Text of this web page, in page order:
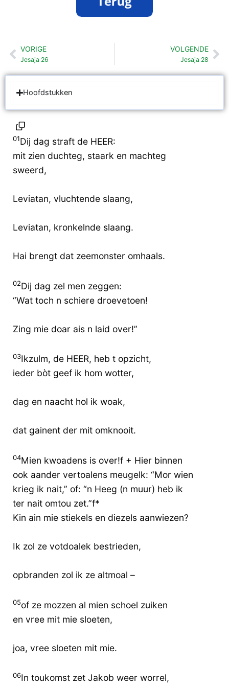
Vorige
VORIGE
Jesaja 26
VOLGENDE
Jesaja 28
Hoofdstukken
01Dij dag straft de HEER:
mit zien duchteg, staark en machteg
sweerd,
Leviatan, vluchtende slaang,
Leviatan, kronkelnde slaang.
Hai brengt dat zeemonster omhaals.
02Dij dag zel men zeggen:
“Wat toch n schiere droevetoen!
Zing mie doar ais n laid over!”
03Ikzulm, de HEER, heb t opzicht,
ieder bòt geef ik hom wotter,
dag en naacht hol ik woak,
dat gainent der mit omknooit.
04Mien kwoadens is over!f + Hier binnen
ook aander vertoalens meugelk: “Mor wien
krieg ik nait,” of: “n Heeg (n muur) heb ik
ter nait omtou zet.”f*
Kin ain mie stiekels en diezels aanwiezen?
Ik zol ze votdoalek bestrieden,
opbranden zol ik ze altmoal –
05of ze mozzen al mien schoel zuiken
en vree mit mie sloeten,
joa, vree sloeten mit mie.
06In toukomst zet Jakob weer worrel,